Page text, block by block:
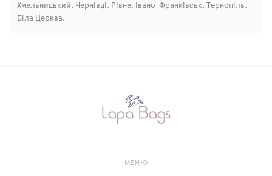
Хмельницький, Чернівці, Рівне, Івано-Франківськ, Тернопіль,
Біла Церква.
МЕНЮ